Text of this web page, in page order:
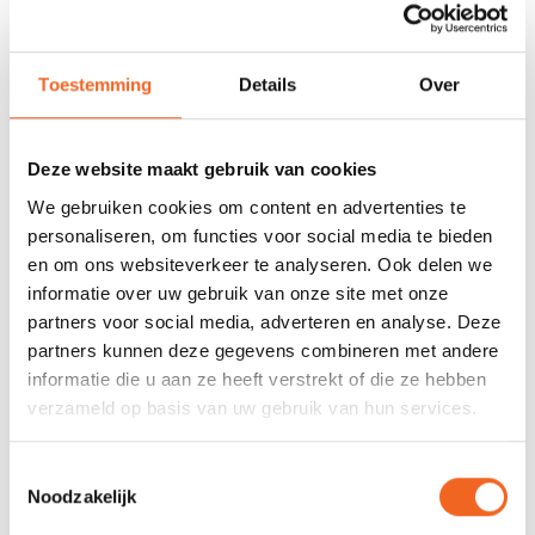
Toestemming Details Over
Deze website maakt gebruik van cookies
We gebruiken cookies om content en advertenties te
personaliseren, om functies voor social media te bieden
en om ons websiteverkeer te analyseren. Ook delen we
informatie over uw gebruik van onze site met onze
partners voor social media, adverteren en analyse. Deze
partners kunnen deze gegevens combineren met andere
informatie die u aan ze heeft verstrekt of die ze hebben
verzameld op basis van uw gebruik van hun services.
Noodzakelijk
Informeer naar de actuele levertijden!
rand/houten rand is een extra optie-keuze.
SPECIFICATIES
Materiaal: T-Formex
Lengte: 490 cm
Breedte: 89 cm
Capaciteit: